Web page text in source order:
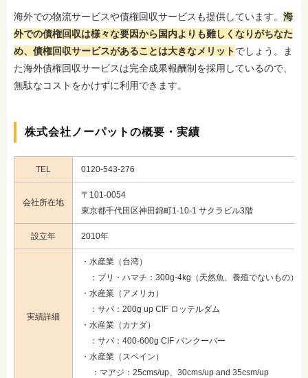
海外での物流サービスや債権回収サービスも提供しています。 海
外での債権回収は様々な要因から国内よりも難しくなりがちなた
め、債権回収サービスがあることは大きなメリットでしょう。ま
た海外債権回収サービスは完全成果報酬制を採用しているので、
無駄なコストをかけずに利用できます。
株式会社ノーパットの概要・実績
TEL 0120-543-276
会社所在地
〒101-0054
東京都千代田区神田錦町1-10-1 サクラビル3階
設立年 2010年
実績詳細
・水産業（台湾）
：ブリ・ハマチ：300g-4kg（天然魚、養殖でないもの）
・水産業（アメリカ）
：サバ：200g up CIF ロッテルダム
・水産業（カナダ）
：サバ：400-600g CIF バンクーバー
・水産業（スペイン）
：マアジ：25cms/up、30cms/up and 35csm/up